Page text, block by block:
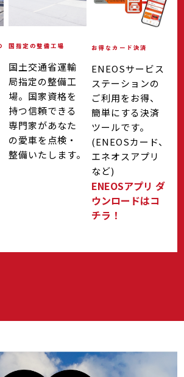
国指定の整備工場
国土交通省運輸
局指定の整備工
場。国家資格を
持つ信頼できる
専門家があなた
の愛車を点検・
整備いたします。
お得なカード決済
ENEOSサービス
ステーションの
ご利用をお得、
簡単にする決済
ツールです。
(ENEOSカード、
エネオスアプリ
など)
ENEOSアプリ ダ
ウンロードはコ
チラ！